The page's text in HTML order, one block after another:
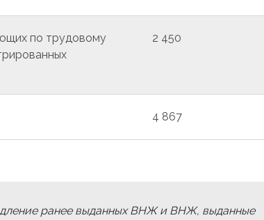
по трудовому
2 450
4 867
ранее выданных ВНЖ и ВНЖ, выданные